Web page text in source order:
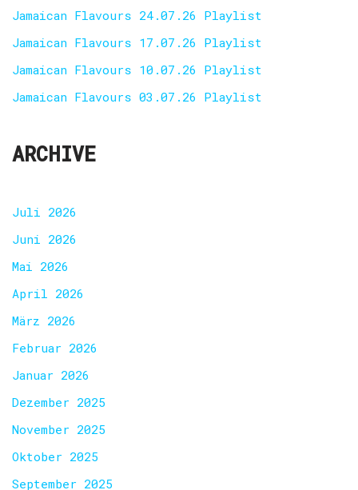
Jamaican Flavours 24.07.26 Playlist
Jamaican Flavours 17.07.26 Playlist
Jamaican Flavours 10.07.26 Playlist
Jamaican Flavours 03.07.26 Playlist
ARCHIVE
Juli 2026
Juni 2026
Mai 2026
April 2026
März 2026
Februar 2026
Januar 2026
Dezember 2025
November 2025
Oktober 2025
September 2025